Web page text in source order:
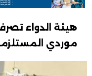
هيئة الدواء
موردي